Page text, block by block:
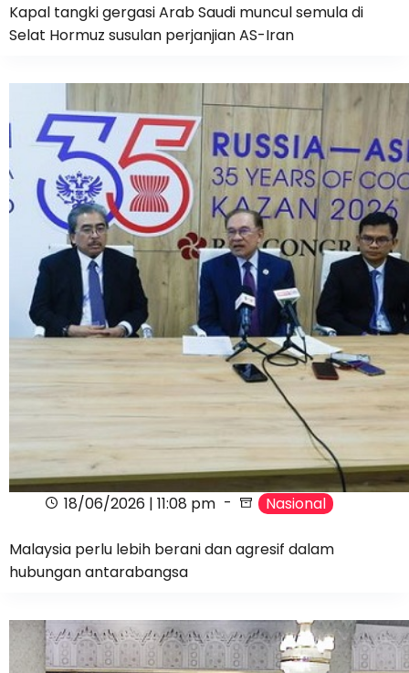
Kapal tangki gergasi Arab Saudi muncul semula di
Selat Hormuz susulan perjanjian AS-Iran
18/06/2026 | 11:08 pm Nasional
Malaysia perlu lebih berani dan agresif dalam
hubungan antarabangsa